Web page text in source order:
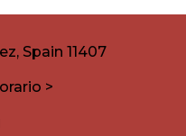
Spain 11407
>